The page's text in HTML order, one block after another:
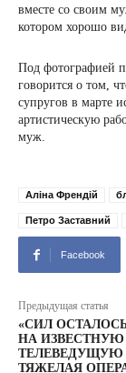
вместе со своим
котором хорошо
Под фотографией
говорится о том,
супругов в марте
артистическую
муж.
Аліна Френдій
Петро Заставний
Facebook
Предыдущая статья
«СИЛ
НА ИЗВЕСТНУЮ
ТЕЛЕВЕДУЩУЮ
ТЯЖЕЛАЯ